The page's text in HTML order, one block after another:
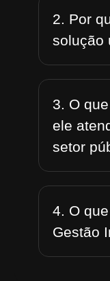
2. Por
solução
3. O
ele
setor
4. O
Gestão